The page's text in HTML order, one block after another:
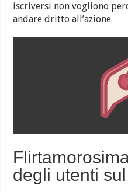
iscriversi non vogliono
andare dritto all’azione.
degli utenti